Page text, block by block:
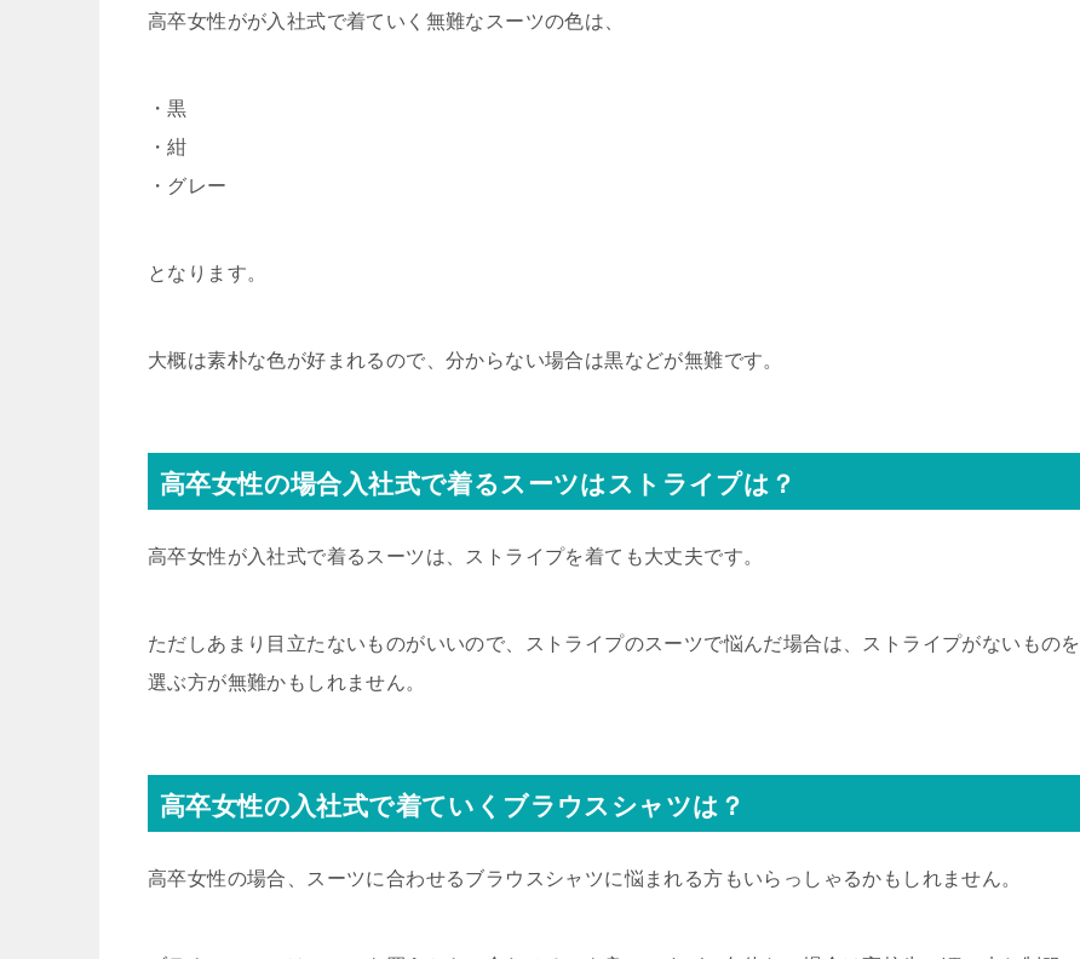
高卒女性がが入社式で着ていく無難なスーツの色は、
・黒
・紺
・グレー
となります。
大概は素朴な色が好まれるので、分からない場合は黒などが無難です。
高卒女性の場合入社式で着るスーツはストライプは？
高卒女性が入社式で着るスーツは、ストライプを着ても大丈夫です。
ただしあまり目立たないものがいいので、ストライプのスーツで悩んだ場合は、ストライプがないものを
選ぶ方が無難かもしれません。
高卒女性の入社式で着ていくブラウスシャツは？
高卒女性の場合、スーツに合わせるブラウスシャツに悩まれる方もいらっしゃるかもしれません。